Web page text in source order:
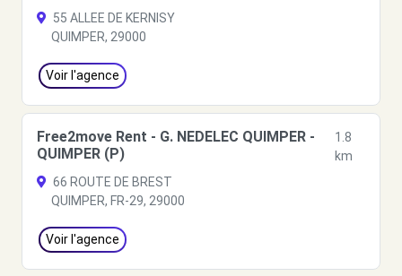
55 ALLEE DE KERNISY
QUIMPER, 29000
Voir l'agence
Free2move Rent - G. NEDELEC QUIMPER -
QUIMPER (P)
1.8
km
66 ROUTE DE BREST
QUIMPER, FR-29, 29000
Voir l'agence